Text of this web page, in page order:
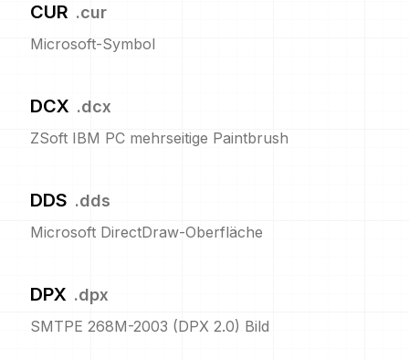
CUR .cur
Microsoft-Symbol
DCX .dcx
ZSoft IBM PC mehrseitige Paintbrush
DDS .dds
Microsoft DirectDraw-Oberfläche
DPX .dpx
SMTPE 268M-2003 (DPX 2.0) Bild